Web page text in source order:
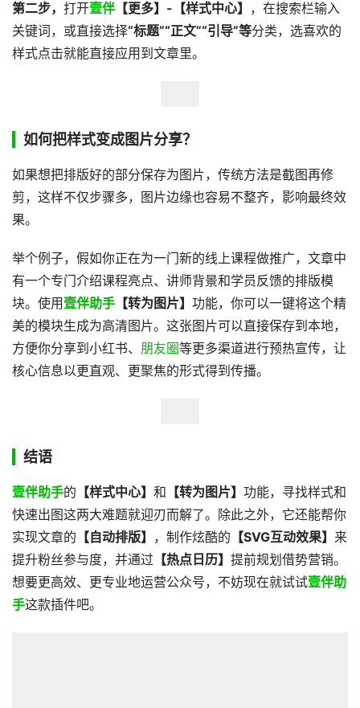
第二步， 打开壹伴 【更多】-【样式中心】
，在搜索栏输入
关键词，或直接选择“标题”“正文”“引导”等分类，选喜欢的
样式点击就能直接应用到文章里。
如何把样式变成图片分享？
如果想把排版好的部分保存为图片，传统方法是截图再修
剪，这样不仅步骤多，图片边缘也容易不整齐，影响最终效
果。
举个例子，假如你正在为一门新的线上课程做推广，文章中
有一个专门介绍课程亮点、讲师背景和学员反馈的排版模
块。使用壹伴助手 【转为图片】 功能，你可以一键将这个精
美的模块生成为高清图片。这张图片可以直接保存到本地，
方便你分享到小红书、 朋友圈等更多渠道进行预热宣传，让
核心信息以更直观、更聚焦的形式得到传播。
结语
壹伴助手的 【样式中心】 和 【转为图片】 功能，寻找样式和
快速出图这两大难题就迎刃而解了。除此之外，它还能帮你
实现文章的 【自动排版】 ，制作炫酷的 【SVG互动效果】 来
提升粉丝参与度，并通过 【热点日历】 提前规划借势营销。
想要更高效、更专业地运营公众号，不妨现在就试试壹伴助
手这款插件吧。